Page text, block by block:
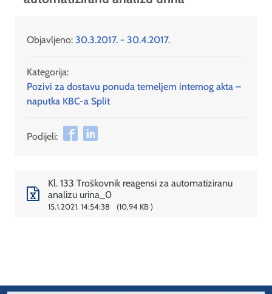
Objavljeno: 30.3.2017. - 30.4.2017.
Kategorija:
Pozivi za dostavu ponuda temeljem internog akta –
naputka KBC-a Split
Podijeli:
Kl. 133 Troškovnik reagensi za automatiziranu
analizu urina_0
15.1.2021. 14:54:38 10,94 KB